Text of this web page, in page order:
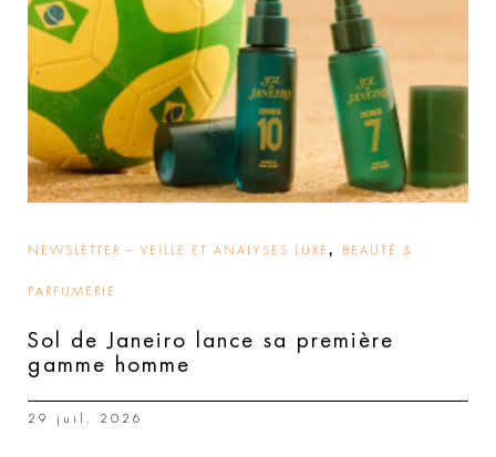
NEWSLETTER – VEILLE ET ANALYSES LUXE , BEAUTÉ &
PARFUMERIE
Sol de Janeiro lance sa première
gamme homme
29 juil. 2026